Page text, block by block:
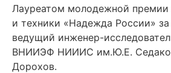
Лауреатом молодежной премии
и техники «Надежда России»
ведущий инженер-
ВНИИЭФ НИИИС им.Ю.Е.
Дорохов.